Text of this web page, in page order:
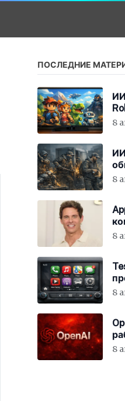
ПОСЛЕДНИЕ
8
8
с
8
8
8